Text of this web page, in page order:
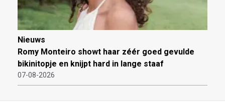
Nieuws
Romy Monteiro showt haar zéér goed gevulde
bikinitopje en knijpt hard in lange staaf
07-08-2026